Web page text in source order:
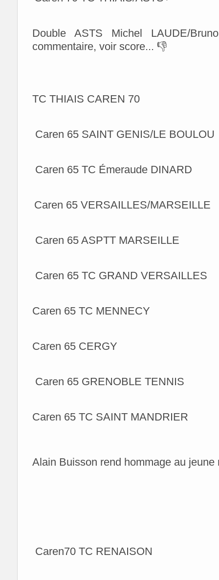
Double ASTS Michel LAUDE/
commentaire, voir score... 👎
TC THIAIS CAREN 70
Caren 65 SAINT GENIS/LE BOULOU
Caren 65 TC Émeraude DINARD
Caren 65 VERSAILLES/MARSEILLE
Caren 65 ASPTT MARSEILLE
Caren 65 TC GRAND VERSAILLES
Caren 65 TC MENNECY
Caren 65 CERGY
Caren 65 GRENOBLE TENNIS
Caren 65 TC SAINT MANDRIER
Alain Buisson rend hommage au jeune
Caren70 TC RENAISON